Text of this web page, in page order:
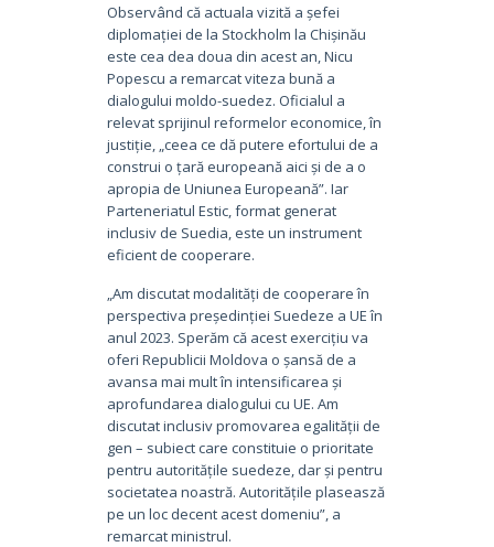
Observând că actuala vizită a șefei
diplomației de la Stockholm la Chișinău
este cea dea doua din acest an, Nicu
Popescu a remarcat viteza bună a
dialogului moldo-suedez. Oficialul a
relevat sprijinul reformelor economice, în
justiție, „ceea ce dă putere efortului de a
construi o țară europeană aici și de a o
apropia de Uniunea Europeană”. Iar
Parteneriatul Estic, format generat
inclusiv de Suedia, este un instrument
eficient de cooperare.
„Am discutat modalități de cooperare în
perspectiva președinției Suedeze a UE în
anul 2023. Sperăm că acest exercițiu va
oferi Republicii Moldova o șansă de a
avansa mai mult în intensificarea și
aprofundarea dialogului cu UE. Am
discutat inclusiv promovarea egalității de
gen – subiect care constituie o prioritate
pentru autoritățile suedeze, dar și pentru
societatea noastră. Autoritățile plaseasză
pe un loc decent acest domeniu”, a
remarcat ministrul.